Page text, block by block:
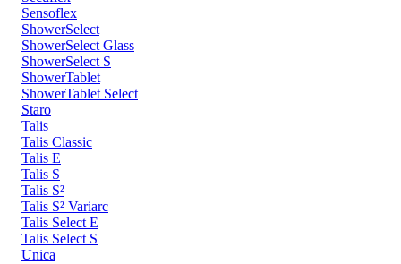
Sensoflex
ShowerSelect
ShowerSelect Glass
ShowerSelect S
ShowerTablet
ShowerTablet Select
Staro
Talis
Talis Classic
Talis E
Talis S
Talis S²
Talis S² Variarc
Talis Select E
Talis Select S
Unica